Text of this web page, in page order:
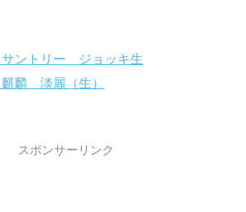
ントリー ジョッキ生
麟 淡麗（生）
スポンサーリンク